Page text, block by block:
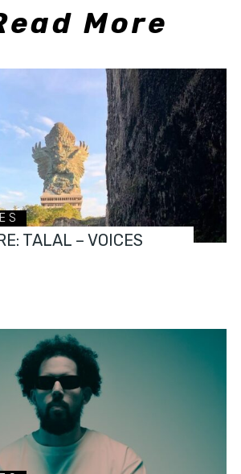
More
TALAL – VOICES